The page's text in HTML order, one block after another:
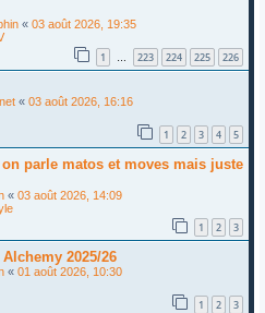
« 03 août 2026, 19:35
1 … 223 224 225 226
« 03 août 2026, 16:16
1 2 3 4 5
parle matos et moves mais juste
« 03 août 2026, 14:09
1 2 3
2025/26
« 01 août 2026, 10:30
1 2 3